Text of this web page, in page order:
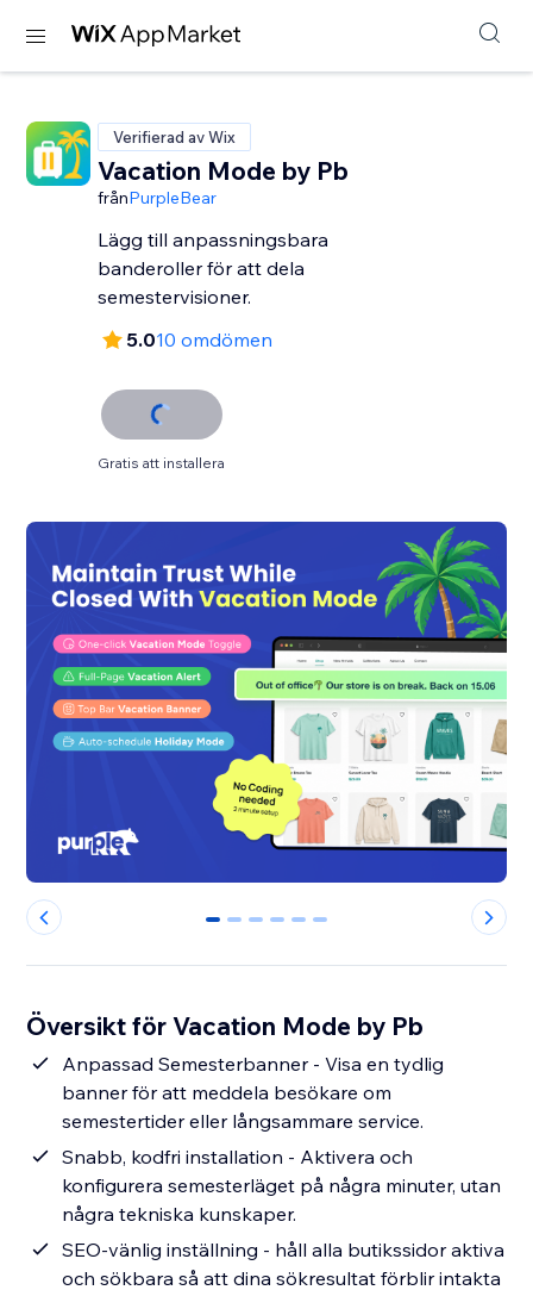
Verifierad av Wix
Vacation Mode by Pb
frånPurpleBear
Lägg till anpassningsbara
banderoller för att dela
semestervisioner.
5.010 omdömen
Gratis att installera
0 1 2 3 4 5
Översikt för Vacation Mode by Pb
Anpassad Semesterbanner - Visa en tydlig
banner för att meddela besökare om
semestertider eller långsammare service.
Snabb, kodfri installation - Aktivera och
konfigurera semesterläget på några minuter, utan
några tekniska kunskaper.
SEO-vänlig inställning - håll alla butikssidor aktiva
och sökbara så att dina sökresultat förblir intakta